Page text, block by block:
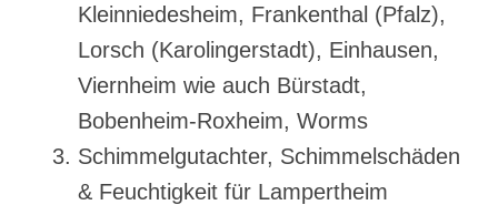
Kleinniedesheim, Frankenthal (Pfalz),
Lorsch (Karolingerstadt), Einhausen,
Viernheim wie auch Bürstadt,
Bobenheim-Roxheim, Worms
Schimmelgutachter, Schimmelschäden
& Feuchtigkeit für Lampertheim